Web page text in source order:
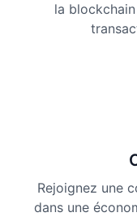
la
Rejoignez une
dans une